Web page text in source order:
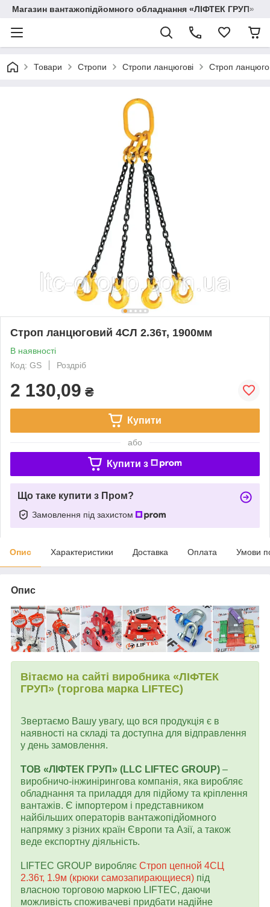
Магазин вантажопідйомного обладнання «ЛІФТЕК ГРУП»
Товари Стропи Стропи ланцюгові Строп
Строп ланцюговий 4СЛ 2.36т, 1900мм
В наявності
Код: GS
Роздріб
2 130,09 ₴
Купити
або
Купити з
Що таке купити з Пром?
Замовлення під захистом
Опис Характеристики Доставка Оплата Умови
Опис
Вітаємо на сайті виробника «ЛІФТЕК
ГРУП» (торгова марка LIFTEC)
Звертаємо Вашу увагу, що вся продукція є в
наявності на складі та доступна для відправлення
у день замовлення.
ТОВ «ЛІФТЕК ГРУП» (LLC LIFTEC GROUP) –
виробничо-інжинірингова компанія, яка виробляє
обладнання та приладдя для підйому та кріплення
вантажів. Є імпортером і представником
найбільших операторів вантажопідйомного
напрямку з різних країн Європи та Азії, а також
веде експортну діяльність.
LIFTEC GROUP виробляє Строп цепной 4СЦ
2.36т, 1.9м (крюки самозапирающиеся) під
власною торговою маркою LIFTEC, даючи
можливість споживачеві придбати надійне